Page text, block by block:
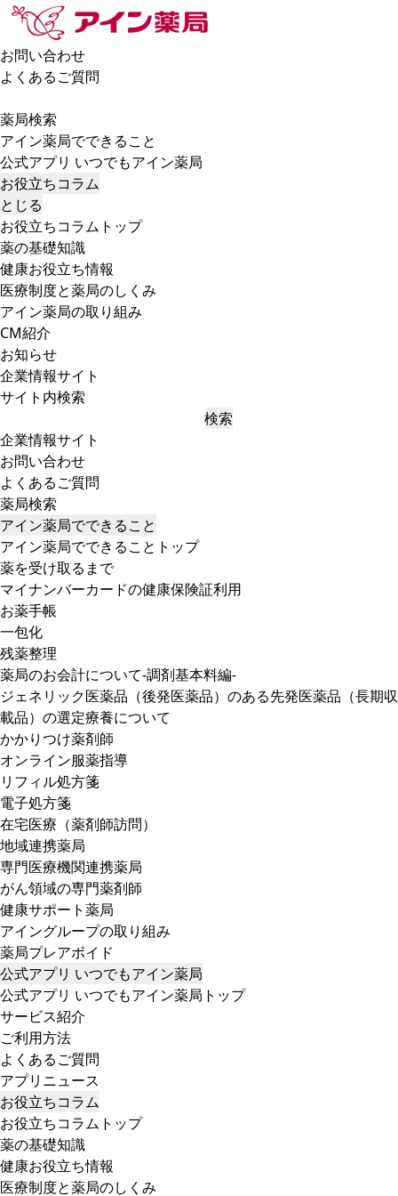
お問い合わせ
よくあるご質問
薬局検索
アイン薬局でできること
公式アプリ いつでもアイン薬局
お役立ちコラム
とじる
お役立ちコラムトップ
薬の基礎知識
健康お役立ち情報
医療制度と薬局のしくみ
アイン薬局の取り組み
CM紹介
お知らせ
企業情報サイト
サイト内検索
検索
企業情報サイト
お問い合わせ
よくあるご質問
薬局検索
アイン薬局でできること
アイン薬局でできることトップ
薬を受け取るまで
マイナンバーカードの健康保険証利用
お薬手帳
一包化
残薬整理
薬局のお会計について-調剤基本料編-
ジェネリック医薬品（後発医薬品）のある先発医薬品（長期収
載品）の選定療養について
かかりつけ薬剤師
オンライン服薬指導
リフィル処方箋
電子処方箋
在宅医療（薬剤師訪問）
地域連携薬局
専門医療機関連携薬局
がん領域の専門薬剤師
健康サポート薬局
アイングループの取り組み
薬局プレアボイド
公式アプリ いつでもアイン薬局
公式アプリ いつでもアイン薬局トップ
サービス紹介
ご利用方法
よくあるご質問
アプリニュース
お役立ちコラム
お役立ちコラムトップ
薬の基礎知識
健康お役立ち情報
医療制度と薬局のしくみ